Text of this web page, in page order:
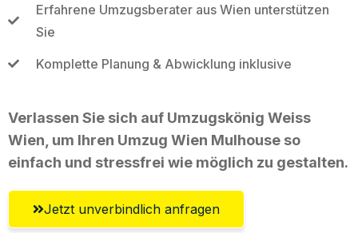
Erfahrene Umzugsberater aus Wien unterstützen
Sie
Komplette Planung & Abwicklung inklusive
Verlassen Sie sich auf Umzugskönig Weiss
Wien, um Ihren Umzug Wien Mulhouse so
einfach und stressfrei wie möglich zu gestalten.
Jetzt unverbindlich anfragen